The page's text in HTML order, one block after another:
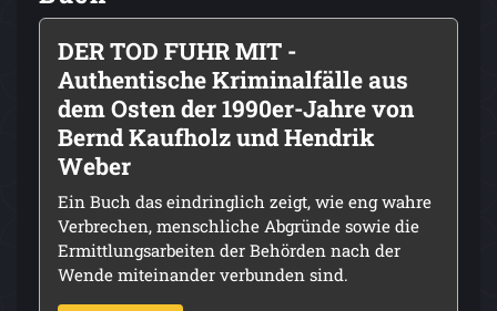
DER TOD FUHR MIT -
Authentische Kriminalfälle aus
dem Osten der 1990er-Jahre von
Bernd Kaufholz und Hendrik
Weber
Ein Buch das eindringlich zeigt, wie eng wahre
Verbrechen, menschliche Abgründe sowie die
Ermittlungsarbeiten der Behörden nach der
Wende miteinander verbunden sind.